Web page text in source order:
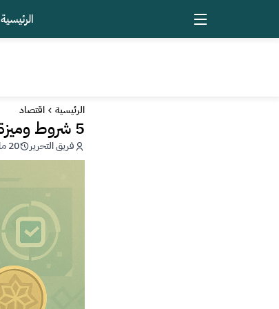
الرئيسية
الرئيسية اقتصاد
5 شروط وميزة ضرورية في عملة سوريا الجديدة
فريق التحرير 20 مايو 2025 - 09:33